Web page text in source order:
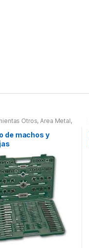
Otros, Area Metal,
Herramientas,
Compresímetros,
de machos y